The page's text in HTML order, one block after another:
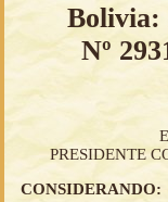
Bolivia:
Nº
PRESIDENTE
CONSIDERANDO: